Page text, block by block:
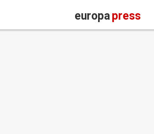
europapress